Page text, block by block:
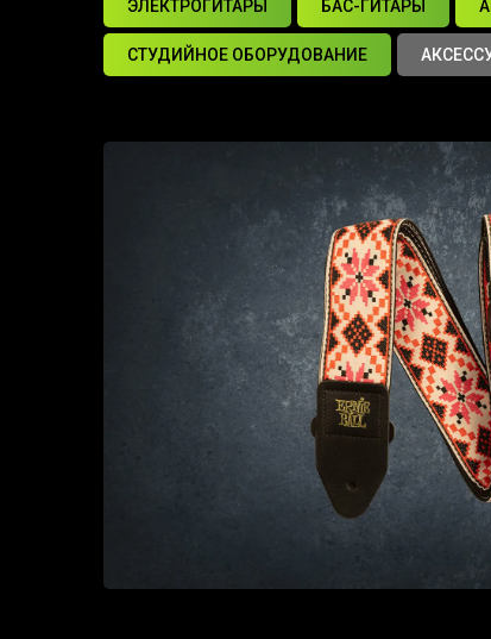
ЭЛЕКТРОГИТАРЫ БАС-ГИТАРЫ
СТУДИЙНОЕ ОБОРУДОВАНИЕ